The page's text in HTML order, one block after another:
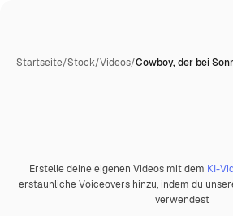
Startseite/Stock/Videos/Cowboy, der bei
PremiumKI-generiert
Erstelle deine eigenen Videos mit dem KI-
erstaunliche Voiceovers hinzu, indem du
verwendest